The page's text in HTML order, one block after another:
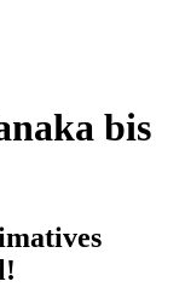
bis